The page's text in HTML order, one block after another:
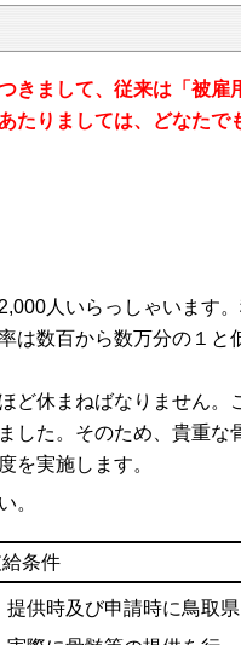
きまして、従来は「被雇
りましては、どなたで
人いらっしゃいます
は数百から数万分の１と
休まねばなりません。
した。そのため、貴重な
を実施します。
。
条件
提供時及び申請時に鳥取